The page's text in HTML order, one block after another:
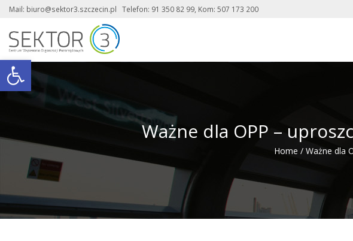
Otwórz pasek narzędzi
Mail: biuro@sektor3.szczecin.pl Telefon: 91 350 82 99, Kom: 507 173 200
Ważne dla OPP –
Home / Ważne dla